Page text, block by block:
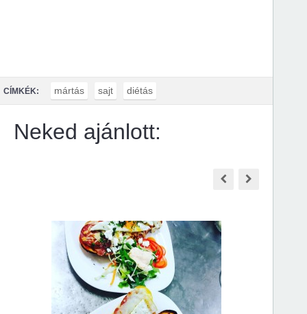
CÍMKÉK: mártás sajt diétás
Neked ajánlott: